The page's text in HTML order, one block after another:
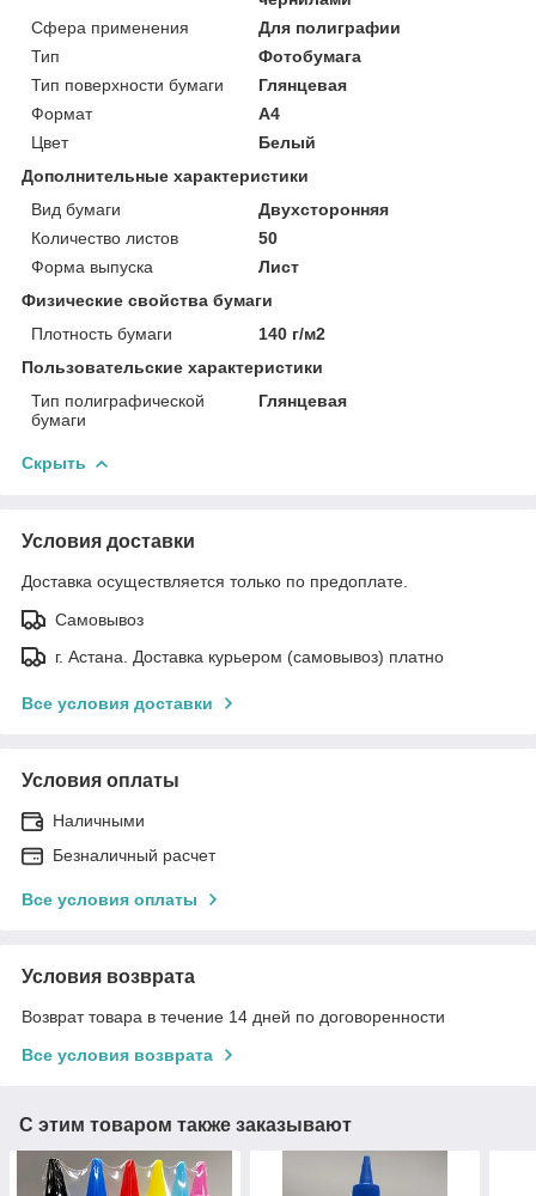
Сфера применения
Для полиграфии
Тип
Фотобумага
Тип поверхности бумаги
Глянцевая
Формат
A4
Цвет
Белый
Дополнительные характеристики
Вид бумаги
Двухсторонняя
Количество листов
50
Форма выпуска
Лист
Физические свойства бумаги
Плотность бумаги
140 г/м2
Пользовательские характеристики
Тип полиграфической
бумаги
Глянцевая
Скрыть
Условия доставки
Доставка осуществляется только по предоплате.
Самовывоз
г. Астана. Доставка курьером (самовывоз) платно
Все условия доставки
Условия оплаты
Наличными
Безналичный расчет
Все условия оплаты
Условия возврата
Возврат товара в течение 14 дней по договоренности
Все условия возврата
С этим товаром также заказывают